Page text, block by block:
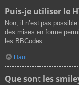
Puis-je utiliser le
Non, il n’est pas
des mises en forme
les BBCodes.
Haut
Que sont les